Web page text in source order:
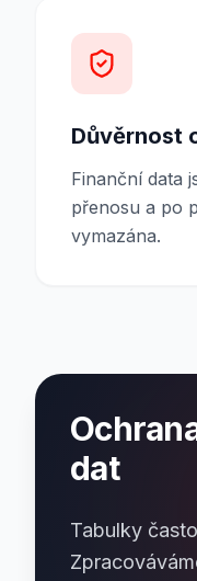
Důvěrnost
Finanční data
přenosu a po
vymazána.
dat
Tabulky